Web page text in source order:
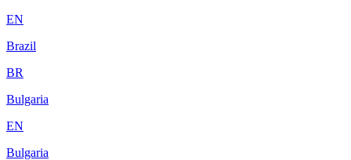
EN
Brazil
BR
Bulgaria
EN
Bulgaria